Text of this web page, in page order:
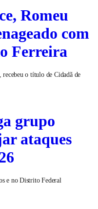
Romeu
com
Ferreira
o título de Cidadã de
grupo
ataques
e no Distrito Federal